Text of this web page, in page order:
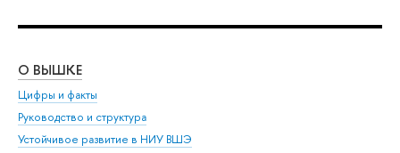
О ВЫШКЕ
Цифры и факты
Руководство и структура
Устойчивое развитие в НИУ ВШЭ